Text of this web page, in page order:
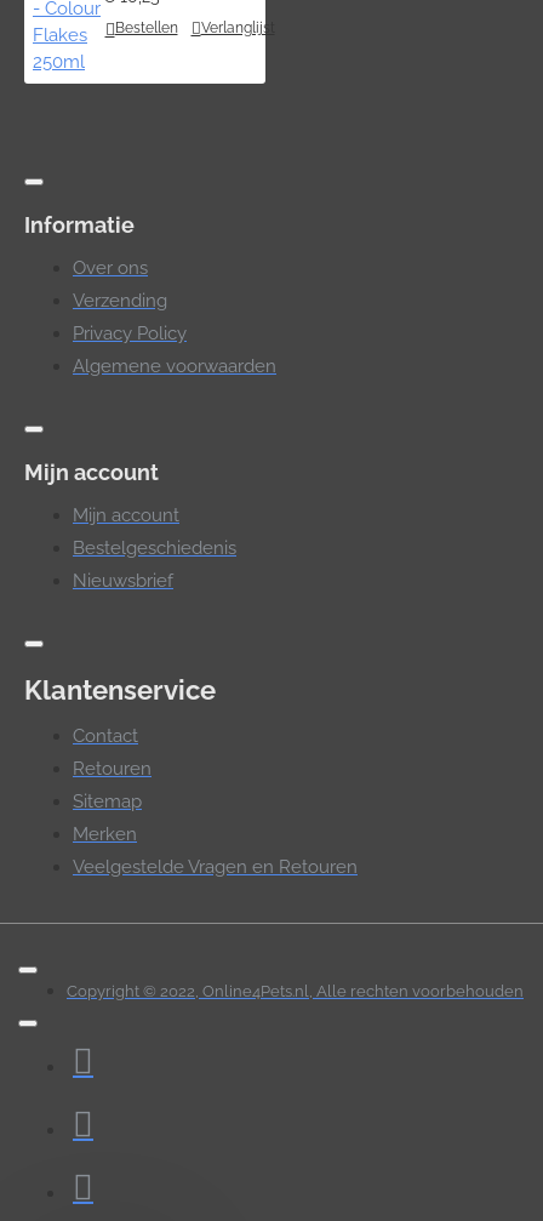
Bestellen Verlanglijst
Informatie
Over ons
Verzending
Privacy Policy
Algemene voorwaarden
Mijn account
Mijn account
Bestelgeschiedenis
Nieuwsbrief
Klantenservice
Contact
Retouren
Sitemap
Merken
Veelgestelde Vragen en Retouren
Copyright © 2022, Online4Pets.nl, Alle rechten voorbehouden